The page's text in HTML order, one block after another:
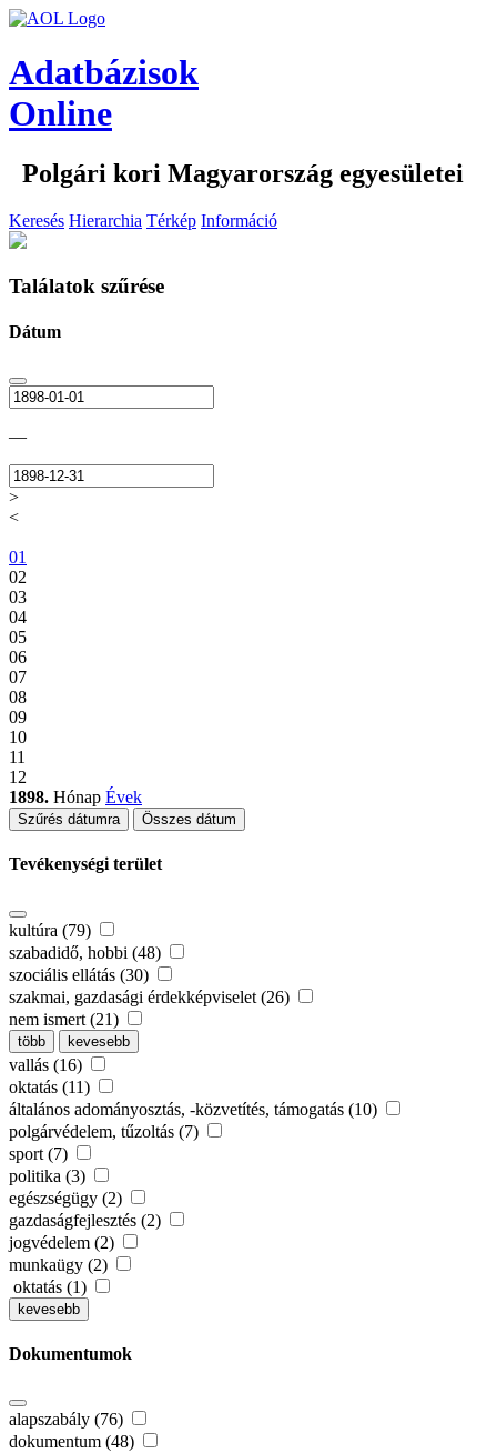
Adatbázisok
Online
Polgári kori Magyarország egyesületei
Keresés Hierarchia Térkép Információ
Találatok szűrése
Dátum
—
>
<
01
02
03
04
05
06
07
08
09
10
11
12
1898. Hónap Évek
Szűrés dátumra Összes dátum
Tevékenységi terület
kultúra (79)
szabadidő, hobbi (48)
szociális ellátás (30)
szakmai, gazdasági érdekképviselet (26)
nem ismert (21)
több kevesebb
vallás (16)
oktatás (11)
általános adományosztás, -közvetítés, támogatás (10)
polgárvédelem, tűzoltás (7)
sport (7)
politika (3)
egészségügy (2)
gazdaságfejlesztés (2)
jogvédelem (2)
munkaügy (2)
oktatás (1)
kevesebb
Dokumentumok
alapszabály (76)
dokumentum (48)